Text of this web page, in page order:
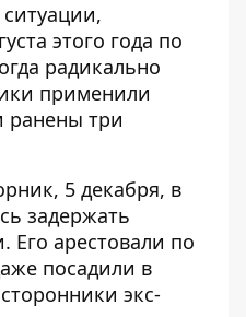
этого года по
радикально
применили
ранены три
5 декабря, в
задержать
. Его арестовали по
посадили в
экс-